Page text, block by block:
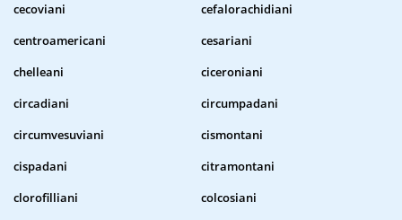
cecoviani
cefalorachidiani
centroamericani
cesariani
chelleani
ciceroniani
circadiani
circumpadani
circumvesuviani
cismontani
cispadani
citramontani
clorofilliani
colcosiani